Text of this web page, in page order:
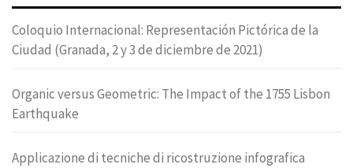
Coloquio Internacional: Representación Pictórica de la
Ciudad (Granada, 2 y 3 de diciembre de 2021)
Organic versus Geometric: The Impact of the 1755 Lisbon
Earthquake
Applicazione di tecniche di ricostruzione infografica